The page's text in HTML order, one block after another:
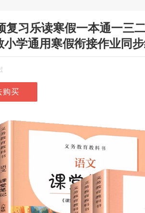
复习乐读寒假一本通一三
学通用寒假衔接作业同
购买